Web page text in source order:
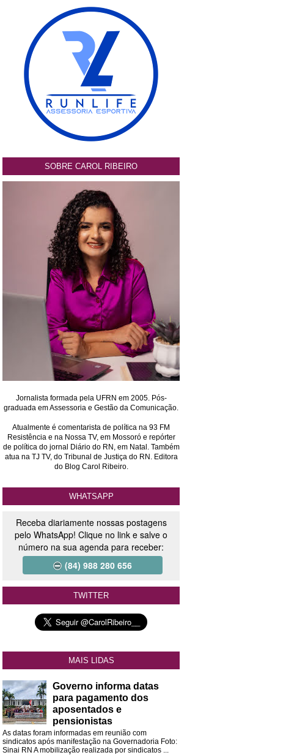
SOBRE CAROL RIBEIRO
Jornalista formada pela UFRN em 2005. Pós-
graduada em Assessoria e Gestão da Comunicação.
Atualmente é comentarista de política na 93 FM
Resistência e na Nossa TV, em Mossoró e repórter
de política do jornal Diário do RN, em Natal. Também
atua na TJ TV, do Tribunal de Justiça do RN. Editora
do Blog Carol Ribeiro.
WHATSAPP
Receba diariamente nossas postagens
pelo WhatsApp! Clique no link e salve o
número na sua agenda para receber:
(84) 988 280 656
TWITTER
MAIS LIDAS
Governo informa datas
para pagamento dos
aposentados e
pensionistas
As datas foram informadas em reunião com
sindicatos após manifestação na Governadoria Foto:
Sinai RN A mobilização realizada por sindicatos ...